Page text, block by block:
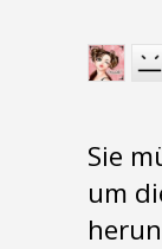
Sie
um